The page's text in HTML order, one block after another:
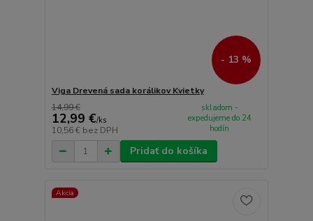
- 13 %
Viga Drevená sada korálikov Kvietky
14,99 €
12,99 €/ks
10,56 € bez DPH
skladom -
expedujeme do 24
hodín
Pridať do košíka
Akcia